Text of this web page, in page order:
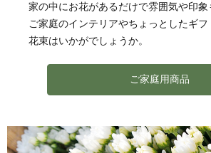
家の中にお花があるだけで雰囲気や印象
ご家庭のインテリアやちょっとしたギ
花束はいかがでしょうか。
ご家庭用商品